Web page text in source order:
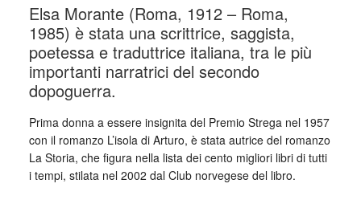
Elsa Morante (Roma, 1912 – Roma,
1985) è stata una scrittrice, saggista,
poetessa e traduttrice italiana, tra le più
importanti narratrici del secondo
dopoguerra.
Prima donna a essere insignita del Premio Strega nel 1957
con il romanzo L’isola di Arturo, è stata autrice del romanzo
La Storia, che figura nella lista dei cento migliori libri di tutti
i tempi, stilata nel 2002 dal Club norvegese del libro.